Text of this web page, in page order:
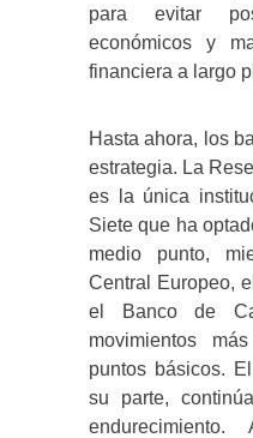
para evitar
económicos y
financiera a largo
Hasta ahora, los
estrategia. La
es la única
Siete que ha
medio punto,
Central Europeo,
el Banco de
movimientos
puntos básicos.
su parte,